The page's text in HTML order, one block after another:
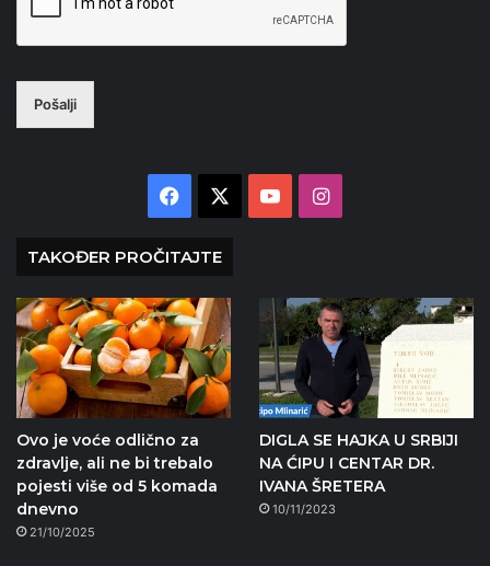
Pošalji
Facebook YouTubeInstagram
TAKOĐER PROČITAJTE
Ovo je voće odlično za
zdravlje, ali ne bi trebalo
pojesti više od 5 komada
dnevno
21/10/2025
DIGLA SE HAJKA U SRBIJI
NA ĆIPU I CENTAR DR.
IVANA ŠRETERA
10/11/2023